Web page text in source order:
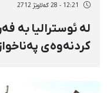
12:21 - 28 گەلاوێژ 2712
لە ئوسترالیا بە
كردنەوەی